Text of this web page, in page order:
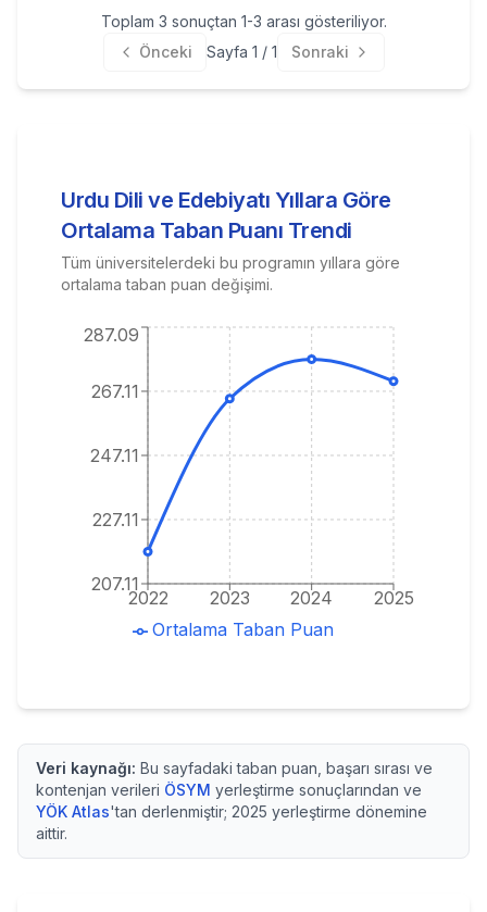
Toplam 3 sonuçtan 1-3 arası gösteriliyor.
Önceki
Sayfa 1 / 1 Sonraki
Urdu Dili ve Edebiyatı Yıllara Göre
Ortalama Taban Puanı Trendi
Tüm üniversitelerdeki bu programın yıllara göre
ortalama taban puan değişimi.
2022 2023 2024 2025
207.11
227.11
247.11
267.11
287.09
Ortalama Taban Puan
Veri kaynağı: Bu sayfadaki taban puan, başarı sırası ve
kontenjan verileri ÖSYM yerleştirme sonuçlarından ve
YÖK Atlas'tan derlenmiştir; 2025 yerleştirme dönemine
aittir.